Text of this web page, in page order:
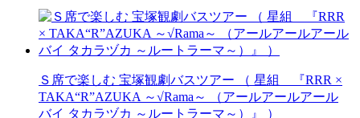
Ｓ席で楽しむ 宝塚観劇バスツアー （ 星組 『RRR ×
TAKA“R”AZUKA ～√Rama～ （アールアールアール
バイ タカラヅカ ～ルートラーマ～）』 ）